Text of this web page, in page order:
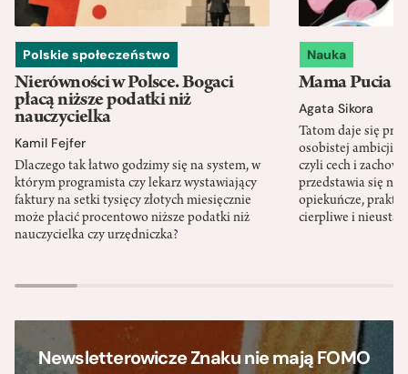
Polskie społeczeństwo
Nierówności w Polsce. Bogaci
płacą niższe podatki niż
nauczycielka
Kamil Fejfer
Dlaczego tak łatwo godzimy się na system, w
którym programista czy lekarz wystawiający
faktury na setki tysięcy złotych miesięcznie
może płacić procentowo niższe podatki niż
nauczycielka czy urzędniczka?
Nauka
Mama Pucia
Agata Sikora
Tatom daje się
osobistej ambicji,
czyli cech i
przedstawia się
opiekuńcze,
cierpliwe i
Newsletterowicze Znaku nie mają FOMO